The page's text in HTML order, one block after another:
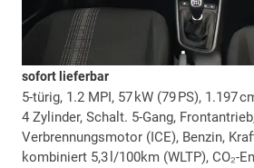
sofort lieferbar
5-türig, 1.2 MPI, 57 kW (79 PS), 1.197
4 Zylinder, Schalt. 5-Gang,
Verbrennungsmotor (ICE), Benzin,
kombiniert 5,3 l/100km (WLTP), CO₂-